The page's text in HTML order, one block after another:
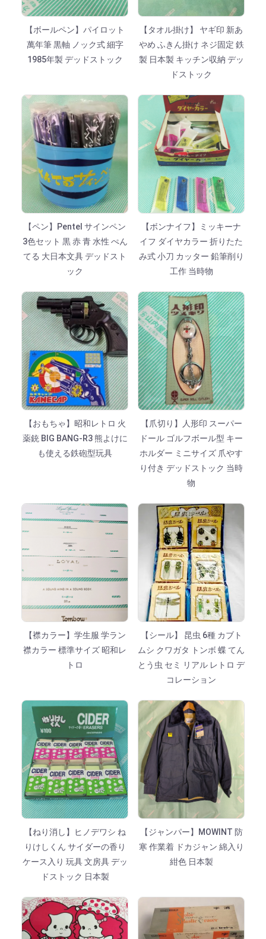
【ボールペン】パイロット
萬年筆 黒軸 ノック式 細字
1985年製 デッドストック
【タオル掛け】 ヤギ印 新あ
やめ ふきん掛け ネジ固定 鉄
製 日本製 キッチン収納 デッ
ドストック
【ペン】Pentel サインペン
3色セット 黒 赤 青 水性 ぺん
てる 大日本文具 デッドスト
ック
【ボンナイフ】ミッキーナ
イフ ダイヤカラー 折りたた
み式 小刀 カッター 鉛筆削り
工作 当時物
【おもちゃ】昭和レトロ 火
薬銃 BIG BANG-R3 熊よけに
も使える鉄砲型玩具
【爪切り】人形印 スーパー
ドール ゴルフボール型 キー
ホルダー ミニサイズ 爪やす
り付き デッドストック 当時
物
【襟カラー】学生服 学ラン
襟カラー 標準サイズ 昭和レ
トロ
【シール】 昆虫 6種 カブト
ムシ クワガタ トンボ 蝶 てん
とう虫 セミ リアル レトロ デ
コレーション
【ねり消し】ヒノデワシ ね
りけしくん サイダーの香り
ケース入り 玩具 文房具 デッ
ドストック 日本製
【ジャンパー】MOWINT 防
寒 作業着 ドカジャン 綿入り
紺色 日本製